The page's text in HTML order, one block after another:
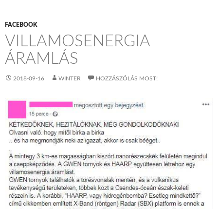
FACEBOOK
VILLAMOSENERGIA
ÁRAMLÁS
2018-09-16 WINTER HOZZÁSZÓLÁS MOST!